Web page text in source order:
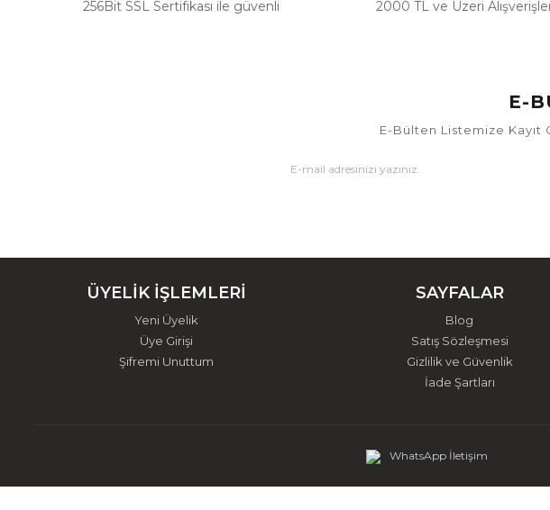
256Bit SSL Sertifikası ile güvenli
2000 TL ve Üzeri
E-
E-Bülten Listemize Kayıt
ÜYELİK İŞLEMLERİ
Yeni Üyelik
Üye Girişi
Şifremi Unuttum
SAYFALAR
Blog
Satış Sözleşmesi
Gizlilik ve Güvenlik
İade Şartları
WhatsApp İletişim